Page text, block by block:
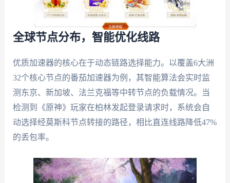
全球节点分布，智能优化线路
优质加速器的核心在于动态链路选择能力。以覆盖6大洲
32个核心节点的番茄加速器为例，其智能算法会实时监
测东京、新加坡、法兰克福等中转节点的负载情况。当
检测到《原神》玩家在柏林发起登录请求时，系统会自
动选择经莫斯科节点转接的路径，相比直连线路降低47%
的丢包率。